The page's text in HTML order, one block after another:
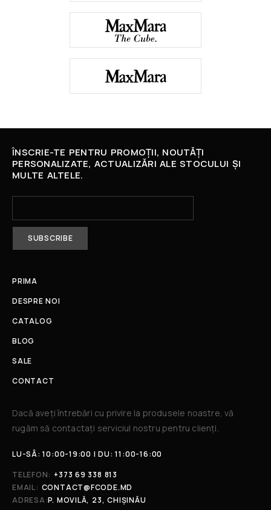
ÎNSCRIE-TE PENTRU PROMOȚII, NOUTĂȚI
PERSONALIZATE, ACTUALIZĂRI ALE STOCULUI ȘI
MULTE ALTELE.
PRIMA
DESPRE NOI
CATALOG
BLOG
SALE
CONTACT
Dacă aveți întrebări cu privire la produsele noastre, vă
rugăm să contactați serviciul nostru pentru clienți.​
LU-SÂ: 10:00-19:00 | DU: 11:00-16:00
TELEFON: +373 69 338 813
EMAIL: CONTACT@FCODE.MD
ADRESA:P. MOVILĂ, 23, CHIȘINĂU